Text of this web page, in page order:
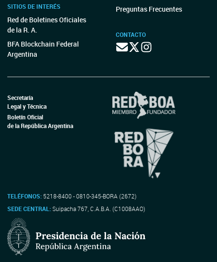
SITIOS DE INTERÉS
Red de Boletines Oficiales
de la R. A.
BFA Blockchain Federal
Argentina
Preguntas Frecuentes
CONTACTO
Secretaría
Legal y Técnica
Boletín Oficial
de la República Argentina
TELÉFONOS: 5218-8400 - 0810-345-BORA (2672)
SEDE CENTRAL:Suipacha 767, C.A.B.A. (C1008AAO)